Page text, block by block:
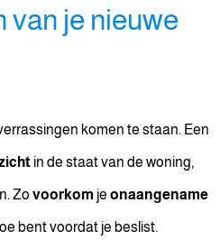
van je nieuwe
komen te staan. Een
in de staat van de woning,
Zo voorkom je onaangename
bent voordat je beslist.